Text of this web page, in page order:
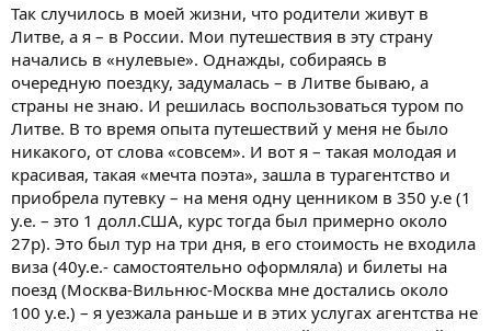
Так случилось в моей жизни, что родители живут в
Литве, а я – в России. Мои путешествия в эту страну
начались в «нулевые». Однажды, собираясь в
очередную поездку, задумалась – в Литве бываю, а
страны не знаю. И решилась воспользоваться туром по
Литве. В то время опыта путешествий у меня не было
никакого, от слова «совсем». И вот я – такая молодая и
красивая, такая «мечта поэта», зашла в турагентство и
приобрела путевку – на меня одну ценником в 350 у.е (1
у.е. – это 1 долл.США, курс тогда был примерно около
27р). Это был тур на три дня, в его стоимость не входила
виза (40у.е.- самостоятельно оформляла) и билеты на
поезд (Москва-Вильнюс-Москва мне достались около
100 у.е.) – я уезжала раньше и в этих услугах агентства не